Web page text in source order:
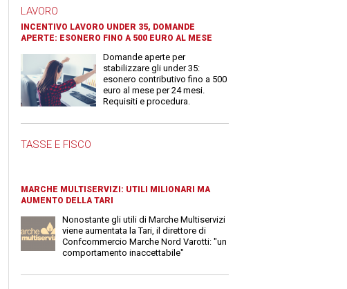
LAVORO
INCENTIVO LAVORO UNDER 35, DOMANDE
APERTE: ESONERO FINO A 500 EURO AL MESE
Domande aperte per
stabilizzare gli under 35:
esonero contributivo fino a 500
euro al mese per 24 mesi.
Requisiti e procedura.
TASSE E FISCO
MARCHE MULTISERVIZI: UTILI MILIONARI MA
AUMENTO DELLA TARI
Nonostante gli utili di Marche Multiservizi
viene aumentata la Tari, il direttore di
Confcommercio Marche Nord Varotti: "un
comportamento inaccettabile"